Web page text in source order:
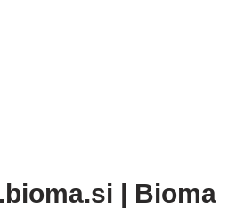
| Bioma